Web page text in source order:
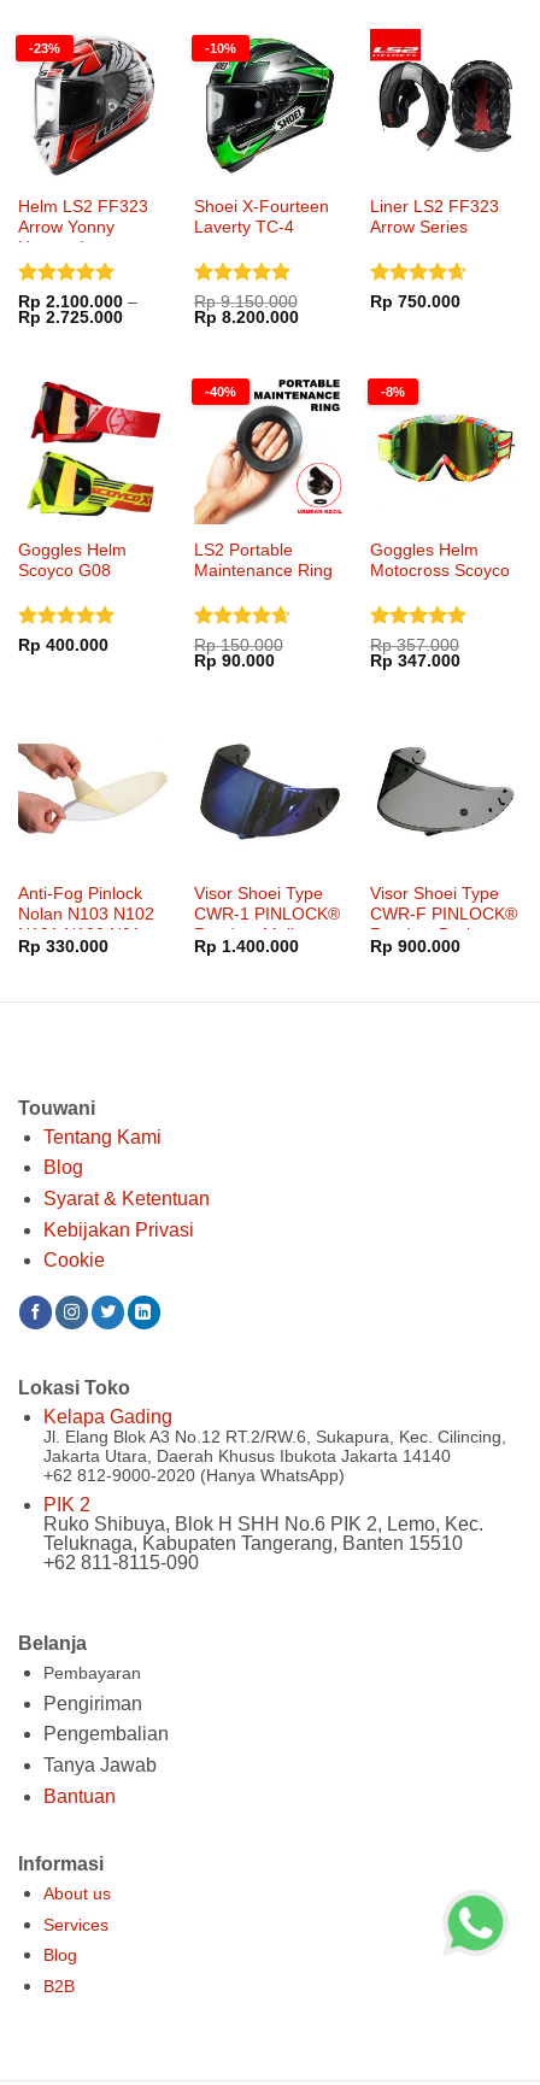
Rp 2.600.000.
-23%
Helm LS2 FF323
Arrow Yonny
Hernandez
Dinilai5
dari 5
Rp 2.100.000 –
Rp 2.725.000Rentang
Rp 2.725.000
-10%
Shoei X-Fourteen
Laverty TC-4
Dinilai5
dari 5
Rp9.150.000
Harga
aslinya
Rp 8.200.000Harga
Rp 8.200.000.
Liner LS2 FF323
Arrow Series
Dinilai
Rp 750.000
Goggles Helm
Scoyco G08
Dinilai5
Rp 400.000
-40%
LS2 Portable
Maintenance Ring
Dinilai
4.67dari
Rp150.000
Harga
aslinya
Rp 90.000Harga
-8%
Goggles Helm
Motocross Scoyco
Dinilai5
dari 5
Rp357.000
Harga
aslinya
Rp 347.000Harga
Anti-Fog Pinlock
Nolan N103 N102
N101 N100 N91
N90 N81 X1002
Rp 330.000
Visor Shoei Type
CWR-1 PINLOCK®
Ready – Mellow
Smoke Mirror Blue
Rp 1.400.000
Visor Shoei Type
CWR-F PINLOCK®
Ready – Dark
Smoke
Rp 900.000
Touwani
Tentang Kami
Blog
Syarat & Ketentuan
Kebijakan Privasi
Cookie
Belanja
Pembayaran
Pengiriman
Pengembalian
Tanya Jawab
Bantuan
Informasi
About us
Services
Blog
B2B
Lokasi Toko
Kelapa Gading
Jl. Elang Blok A3 No.12 RT.2/RW.6, Sukapura, Kec. Cilincing,
Jakarta Utara, Daerah Khusus Ibukota Jakarta 14140
+62 812-9000-2020 (Hanya WhatsApp)
PIK 2
Ruko Shibuya, Blok H SHH No.6 PIK 2, Lemo, Kec.
Teluknaga, Kabupaten Tangerang, Banten 15510
+62 811-8115-090